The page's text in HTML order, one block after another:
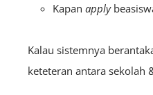
Kapan apply
Kalau sistemnya
keteteran antara sekolah